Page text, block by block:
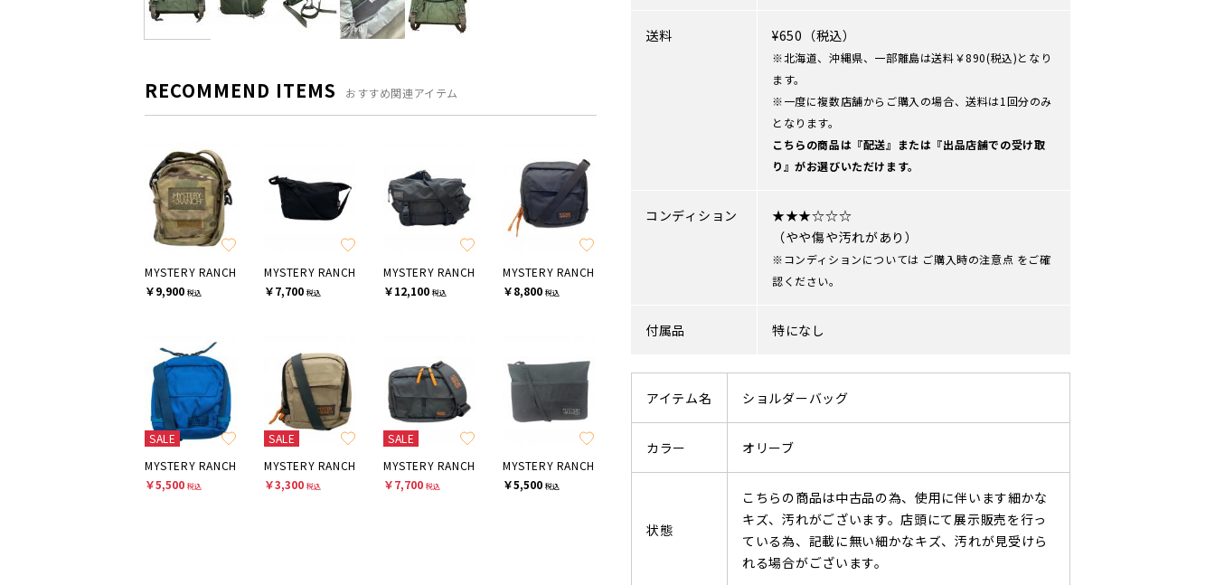
RECOMMEND ITEMS おすすめ関連アイテム
MYSTERY RANCH
￥9,900 税込
MYSTERY RANCH
￥7,700 税込
MYSTERY RANCH
￥12,100 税込
MYSTERY RANCH
￥8,800 税込
SALE
MYSTERY RANCH
￥5,500 税込
SALE
MYSTERY RANCH
￥3,300 税込
SALE
MYSTERY RANCH
￥7,700 税込
MYSTERY RANCH
￥5,500 税込
送料 ¥650（税込）
※北海道、沖縄県、一部離島は送料￥890(税込)となり
ます。
※一度に複数店舗からご購入の場合、送料は1回分のみ
となります。
こちらの商品は『配送』または『出品店舗での受け取
り』がお選びいただけます。
コンディション
★★★☆☆☆
（やや傷や汚れがあり）
※コンディションについては ご購入時の注意点 をご確
認ください。
付属品 特になし
アイテム名 ショルダーバッグ
カラー オリーブ
状態
こちらの商品は中古品の為、使用に伴います細かな
キズ、汚れがございます。店頭にて展示販売を行っ
ている為、記載に無い細かなキズ、汚れが見受けら
れる場合がございます。